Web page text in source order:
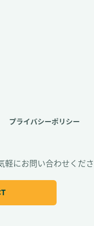
プライバシーポリシー
軽にお問い合わせくだ